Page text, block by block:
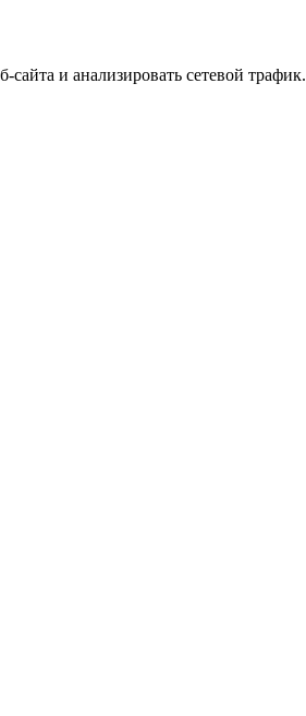
и анализировать сетевой трафик.